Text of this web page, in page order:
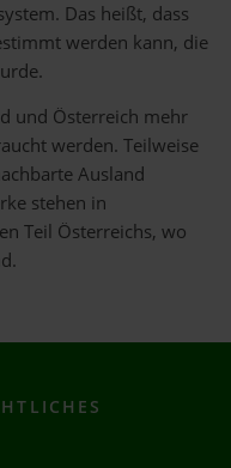
Das heißt, dass
werden kann, die
und Österreich mehr
werden. Teilweise
Ausland
stehen in
Teil Österreichs, wo